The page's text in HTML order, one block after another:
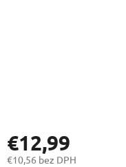
€12,99
€10,56 bez DPH